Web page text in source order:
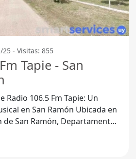
25 - Visitas: 855
Tapie - San
Radio 106.5 Fm Tapie: Un
en San Ramón Ubicada en
de San Ramón, Departamento